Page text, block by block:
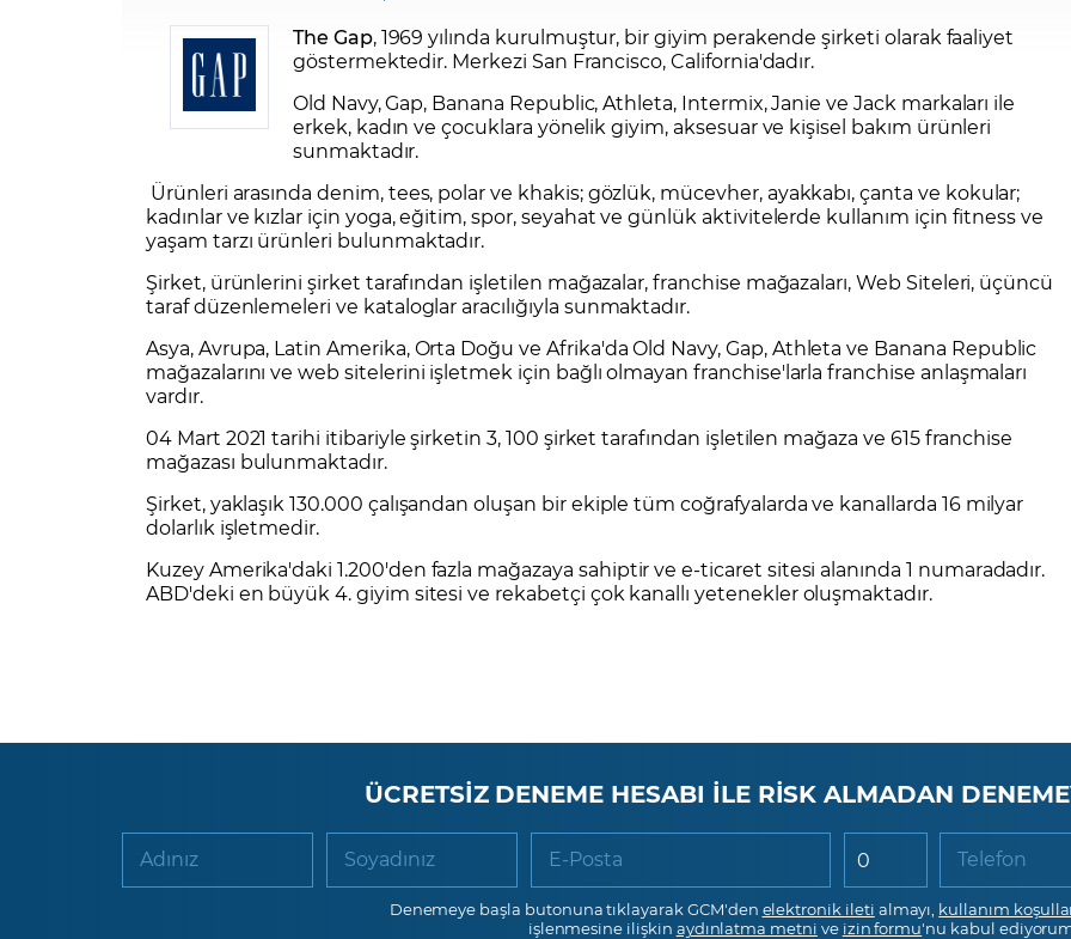
The Gap, 1969 yılında kurulmuştur, bir giyim perakende şirketi olarak faaliyet
göstermektedir. Merkezi San Francisco, California'dadır.
Old Navy, Gap, Banana Republic, Athleta, Intermix, Janie ve Jack markaları ile
erkek, kadın ve çocuklara yönelik giyim, aksesuar ve kişisel bakım ürünleri
sunmaktadır.
Ürünleri arasında denim, tees, polar ve khakis; gözlük, mücevher, ayakkabı, çanta ve kokular;
kadınlar ve kızlar için yoga, eğitim, spor, seyahat ve günlük aktivitelerde kullanım için fitness ve
yaşam tarzı ürünleri bulunmaktadır.
Şirket, ürünlerini şirket tarafından işletilen mağazalar, franchise mağazaları, Web Siteleri, üçüncü
taraf düzenlemeleri ve kataloglar aracılığıyla sunmaktadır.
Asya, Avrupa, Latin Amerika, Orta Doğu ve Afrika'da Old Navy, Gap, Athleta ve Banana Republic
mağazalarını ve web sitelerini işletmek için bağlı olmayan franchise'larla franchise anlaşmaları
vardır.
04 Mart 2021 tarihi itibariyle şirketin 3, 100 şirket tarafından işletilen mağaza ve 615 franchise
mağazası bulunmaktadır.
Şirket, yaklaşık 130.000 çalışandan oluşan bir ekiple tüm coğrafyalarda ve kanallarda 16 milyar
dolarlık işletmedir.
Kuzey Amerika'daki 1.200'den fazla mağazaya sahiptir ve e-ticaret sitesi alanında 1 numaradadır.
ABD'deki en büyük 4. giyim sitesi ve rekabetçi çok kanallı yetenekler oluşmaktadır.
ÜCRETSİZ DENEME HESABI İLE RİSK ALMADAN
Adınız Soyadınız E-Posta Telefon
Denemeye başla butonuna tıklayarak GCM'den elektronik ileti almayı, kullanım
işlenmesine ilişkin aydınlatma metni ve izin formu'nu kabul